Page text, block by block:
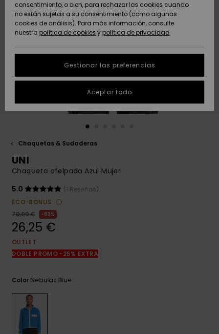
Novedades
Destacados
Novedades
Destacados
Comunidad
AYUDA &
CONTACTO
Protección de
datos
personales
Inicia una
conversación
la respuesta
más rápida a
Encuentra
respuestas a
las preguntas
contacto.
SOSTENIBILIDAD
Chaquetas & Sudaderas
UNI
Chaqueta afelpada Azul Mujer
5.0
(1 Reseñas)
ECO-BONUS
70,00 €
63%
26,25 €
OUTLET
DOBLE PROMO -25% EXTRA
Color Nebulas Blue
consentimiento, o bien, para rechazar las cookies cuando
no están sujetas a su consentimiento (como algunas
cookies de análisis). Para más información, consulte
nuestra política de cookies y política de privacidad
Gestionar las preferencias
Aceptar todo